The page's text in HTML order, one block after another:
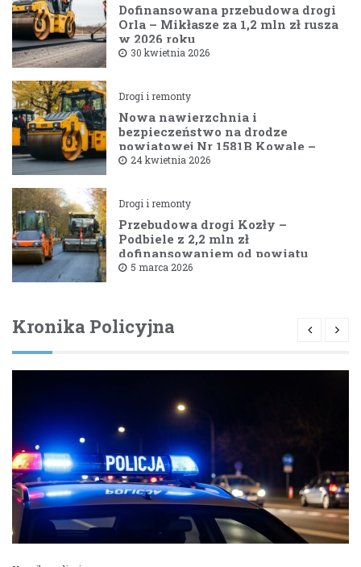
Dofinansowana przebudowa drogi
Orla – Mikłasze za 1,2 mln zł rusza
w 2026 roku
30 kwietnia 2026
Drogi i remonty
Nowa nawierzchnia i
bezpieczeństwo na drodze
powiatowej Nr 1581B Kowale –
Filipy
24 kwietnia 2026
Drogi i remonty
Przebudowa drogi Kozły –
Podbiele z 2,2 mln zł
dofinansowaniem od powiatu
bielskiego
5 marca 2026
Kronika Policyjna